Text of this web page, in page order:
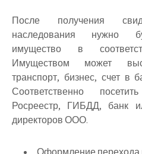
После получения
наследования нужно
имущество в
Имуществом может
транспорт, бизнес, счет в
Соответственно
Росреестр, ГИБДД, банк
директоров ООО.